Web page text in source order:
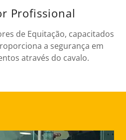
Profissional
de Equitação, capacitados
a segurança em
através do cavalo.